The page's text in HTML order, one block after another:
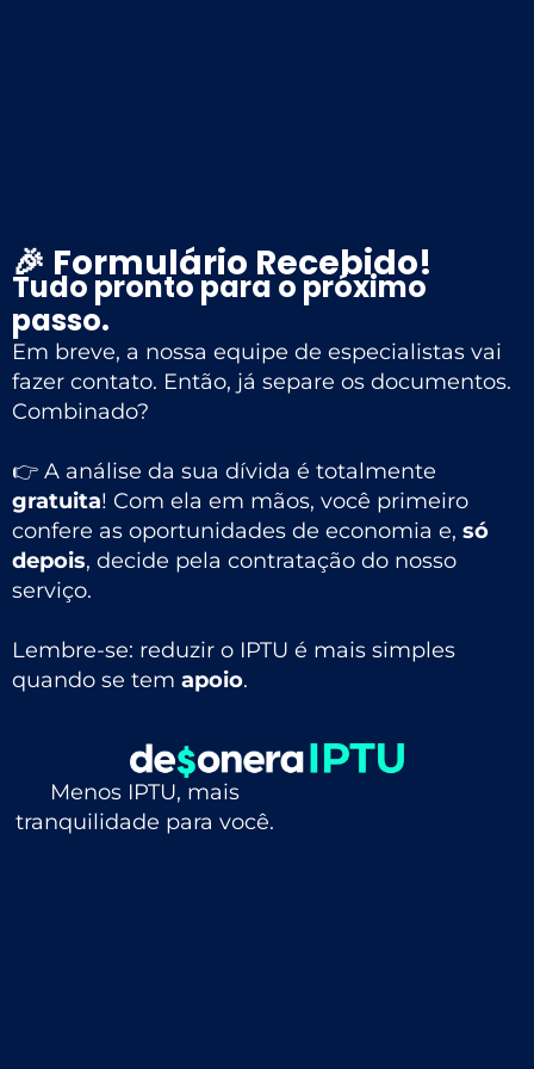
🎉 Formulário Recebido!
Tudo pronto para o próximo
passo.
Em breve, a nossa equipe de especialistas vai
fazer contato. Então, já separe os documentos.
Combinado?
👉 A análise da sua dívida é totalmente
gratuita! Com ela em mãos, você primeiro
confere as oportunidades de economia e, só
depois, decide pela contratação do nosso
serviço.
Lembre-se: reduzir o IPTU é mais simples
quando se tem apoio.
Menos IPTU, mais
tranquilidade para você.